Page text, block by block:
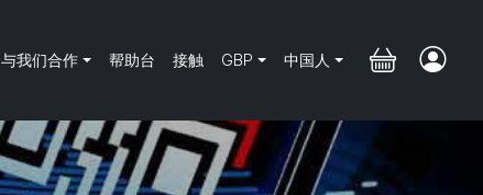
与我们合作 帮助台 接触 GBP 中国人